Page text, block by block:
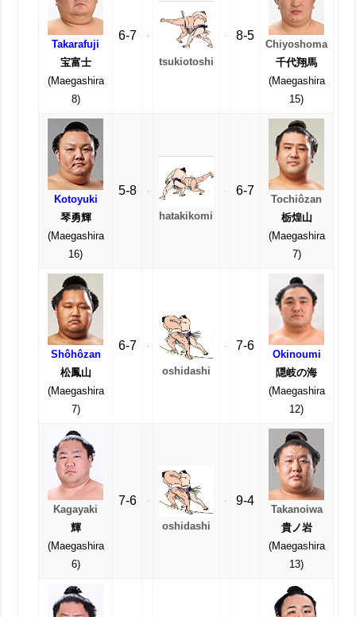
Takarafuji
宝富士
(Maegashira
8)
6-7
tsukiotoshi
8-5
Chiyoshoma
千代翔馬
(Maegashira
15)
Kotoyuki
琴勇輝
(Maegashira
16)
5-8
hatakikomi
6-7
Tochiôzan
栃煌山
(Maegashira
7)
Shôhôzan
松鳳山
(Maegashira
7)
6-7
oshidashi
7-6
Okinoumi
隠岐の海
(Maegashira
12)
Kagayaki
輝
(Maegashira
6)
7-6
oshidashi
9-4
Takanoiwa
貴ノ岩
(Maegashira
13)